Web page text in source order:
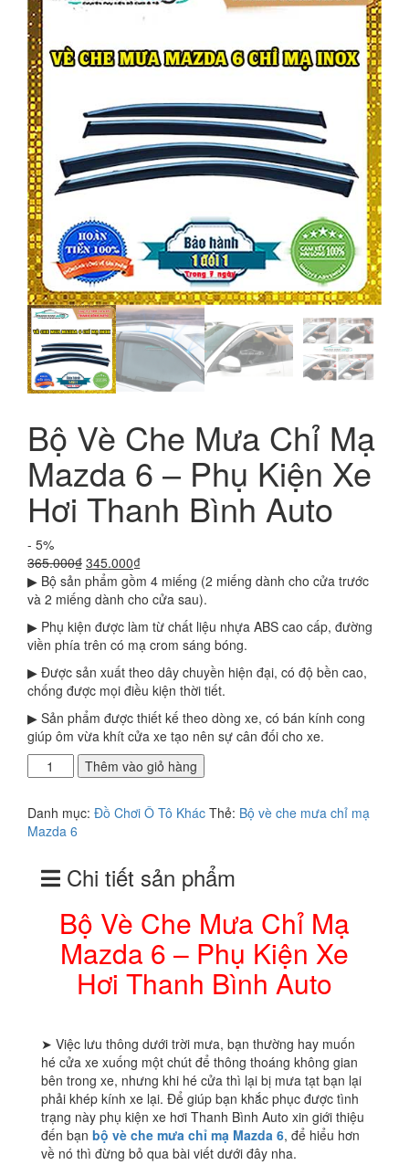
Bộ Vè Che Mưa Chỉ Mạ
Mazda 6 – Phụ Kiện Xe
Hơi Thanh Bình Auto
- 5%
365.000₫ Giá
gốc
là:
345.000₫Giá
hiện
tại
345.000₫.
▶ Bộ sản phẩm gồm 4 miếng (2 miếng dành cho cửa trước
và 2 miếng dành cho cửa sau).
▶ Phụ kiện được làm từ chất liệu nhựa ABS cao cấp, đường
viền phía trên có mạ crom sáng bóng.
▶ Được sản xuất theo dây chuyền hiện đại, có độ bền cao,
chống được mọi điều kiện thời tiết.
▶ Sản phẩm được thiết kế theo dòng xe, có bán kính cong
giúp ôm vừa khít cửa xe tạo nên sự cân đối cho xe.
Vè
Mưa
Chỉ
Mazda
Auto
lượng
Thêm vào giỏ hàng
Danh mục: Đồ Chơi Ô Tô Khác Thẻ: Bộ vè che mưa chỉ mạ
Mazda 6
Chi tiết sản phẩm
Bộ Vè Che Mưa Chỉ Mạ
Mazda 6 – Phụ Kiện Xe
Hơi Thanh Bình Auto
➤ Việc lưu thông dưới trời mưa, bạn thường hay muốn
hé cửa xe xuống một chút để thông thoáng không gian
bên trong xe, nhưng khi hé cửa thì lại bị mưa tạt bạn lại
phải khép kính xe lại. Để giúp bạn khắc phục được tình
trạng này phụ kiện xe hơi Thanh Bình Auto xin giới thiệu
đến bạn bộ vè che mưa chỉ mạ Mazda 6, để hiểu hơn
về nó thì đừng bỏ qua bài viết dưới đây nha.